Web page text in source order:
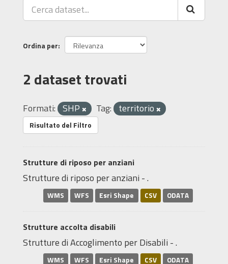
Ordina per
2 dataset trovati
Formati: SHP Tag: territorio
Risultato del Filtro
Strutture di riposo per anziani
Strutture di riposo per anziani - .
WMS WFS Esri Shape CSV ODATA
Strutture accolta disabili
Strutture di Accoglimento per Disabili - .
WMS WFS Esri Shape CSV ODATA